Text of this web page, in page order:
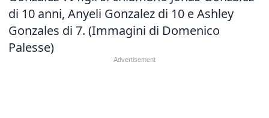
di 10 anni, Anyeli Gonzalez di 10 e Ashley
Gonzales di 7. (Immagini di Domenico
Palesse)